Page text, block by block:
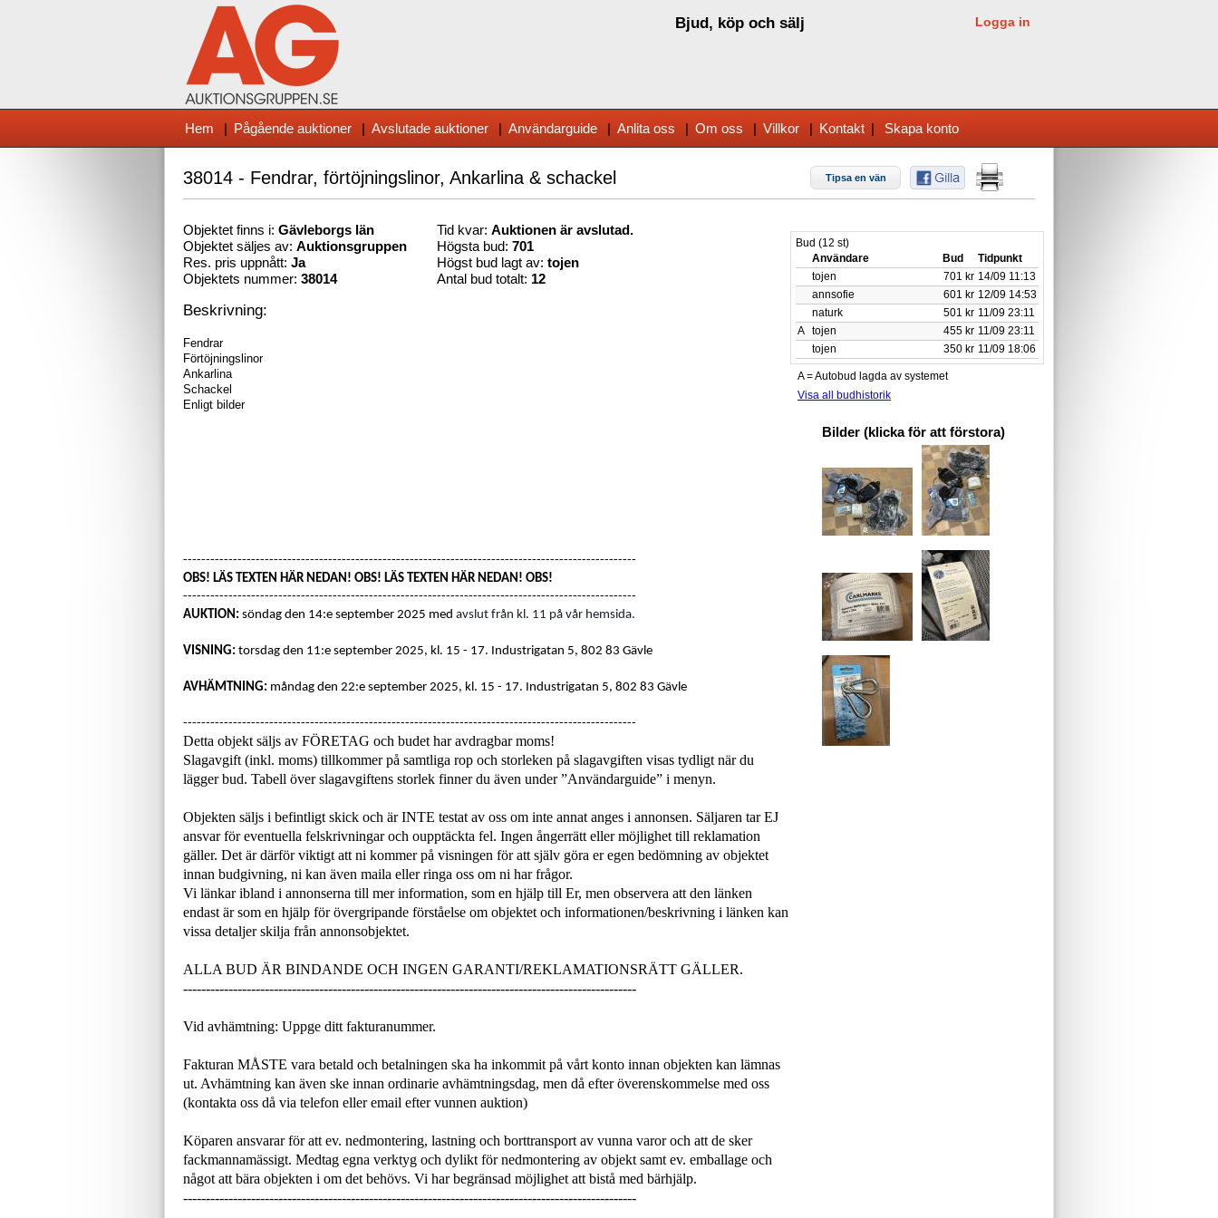
Bjud, köp och sälj Logga in
Hem | Pågående auktioner | Avslutade auktioner | Användarguide | Anlita oss | Om oss | Villkor | Kontakt | Skapa konto
Tipsa en vän
38014 - Fendrar, förtöjningslinor, Ankarlina & schackel
Objektet finns i: Gävleborgs län
Objektet säljes av: Auktionsgruppen
Res. pris uppnått: Ja
Objektets nummer: 38014
Tid kvar: Auktionen är avslutad.
Högsta bud: 701
Högst bud lagt av: tojen
Antal bud totalt: 12
Beskrivning:
Fendrar
Förtöjningslinor
Ankarlina
Schackel
Enligt bilder
----------------------------------------------------------------------------------------------------
OBS! LÄS TEXTEN HÄR NEDAN! OBS! LÄS TEXTEN HÄR NEDAN! OBS!
----------------------------------------------------------------------------------------------------
AUKTION: söndag den 14:e september 2025 med avslut från kl. 11 på vår hemsida.
VISNING: torsdag den 11:e september 2025, kl. 15 - 17. Industrigatan 5, 802 83 Gävle
AVHÄMTNING: måndag den 22:e september 2025, kl. 15 - 17. Industrigatan 5, 802 83 Gävle
----------------------------------------------------------------------------------------------------
Detta objekt säljs av FÖRETAG och budet har avdragbar moms!
Slagavgift (inkl. moms) tillkommer på samtliga rop och storleken på slagavgiften visas tydligt när du
lägger bud. Tabell över slagavgiftens storlek finner du även under ”Användarguide” i menyn.
Objekten säljs i befintligt skick och är INTE testat av oss om inte annat anges i annonsen. Säljaren tar EJ
ansvar för eventuella felskrivningar och oupptäckta fel. Ingen ångerrätt eller möjlighet till reklamation
gäller. Det är därför viktigt att ni kommer på visningen för att själv göra er egen bedömning av objektet
innan budgivning, ni kan även maila eller ringa oss om ni har frågor.
Vi länkar ibland i annonserna till mer information, som en hjälp till Er, men observera att den länken
endast är som en hjälp för övergripande förståelse om objektet och informationen/beskrivning i länken kan
vissa detaljer skilja från annonsobjektet.
ALLA BUD ÄR BINDANDE OCH INGEN GARANTI/REKLAMATIONSRÄTT GÄLLER.
----------------------------------------------------------------------------------------------------
Vid avhämtning: Uppge ditt fakturanummer.
Fakturan MÅSTE vara betald och betalningen ska ha inkommit på vårt konto innan objekten kan lämnas
ut. Avhämtning kan även ske innan ordinarie avhämtningsdag, men då efter överenskommelse med oss
(kontakta oss då via telefon eller email efter vunnen auktion)
Köparen ansvarar för att ev. nedmontering, lastning och borttransport av vunna varor och att de sker
fackmannamässigt. Medtag egna verktyg och dylikt för nedmontering av objekt samt ev. emballage och
något att bära objekten i om det behövs. Vi har begränsad möjlighet att bistå med bärhjälp.
----------------------------------------------------------------------------------------------------
Bilder (klicka för att förstora)